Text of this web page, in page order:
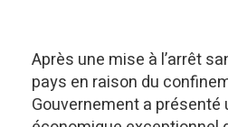
Après une mise à l’arrêt
pays en raison du
Gouvernement a présenté